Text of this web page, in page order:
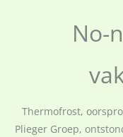
No-
Thermofrost,
Plieger Groep,